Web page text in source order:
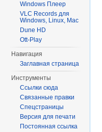
Windows Плеер
VLC Records для
Windows, Linux, Mac
Dune HD
Ott-Play
Навигация
Заглавная страница
Инструменты
Ссылки сюда
Связанные правки
Спецстраницы
Версия для печати
Постоянная ссылка